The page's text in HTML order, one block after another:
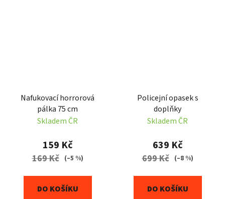
Nafukovací horrorová
pálka 75 cm
Skladem ČR
159 Kč
169 Kč (–5 %)
DO KOŠÍKU
Policejní opasek s
doplňky
Skladem ČR
639 Kč
699 Kč (–8 %)
DO KOŠÍKU